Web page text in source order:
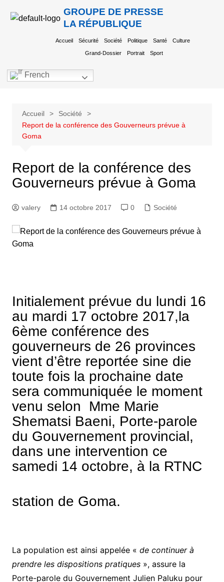
GROUPE DE PRESSE
LA RÉPUBLIQUE
Accueil Sécurité Société Politique Santé Culture
Grand-Dossier Portrait Sport
French
Accueil
Société
Report de la conférence des Gouverneurs prévue à
Goma
Report de la conférence des
Gouverneurs prévue à Goma
valery 14 octobre 2017 0 Société
Initialement prévue du lundi 16
au mardi 17 octobre 2017,la
6ème conférence des
gouverneurs de 26 provinces
vient d’être reportée sine die
toute fois la prochaine date
sera communiquée le moment
venu selon Mme Marie
Shematsi Baeni, Porte-parole
du Gouvernement provincial,
dans une intervention ce
samedi 14 octobre, à la RTNC
station de Goma.
La population est ainsi appelée « de continuer à
prendre les dispositions pratiques », assure la
Porte-parole du Gouvernement Julien Paluku pour